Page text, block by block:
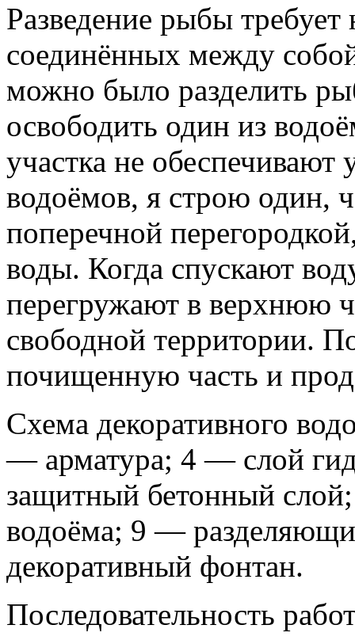
Разведение рыбы
соединённых между
можно было разделить
освободить один из
участка не обеспечивают
водоёмов, я строю один,
поперечной
воды. Когда спускают
перегружают в верхнюю
свободной территории.
почищенную часть и
Схема декоративного
— арматура; 4 — слой
защитный бетонный
водоёма; 9 —
декоративный фонтан.
Последовательность